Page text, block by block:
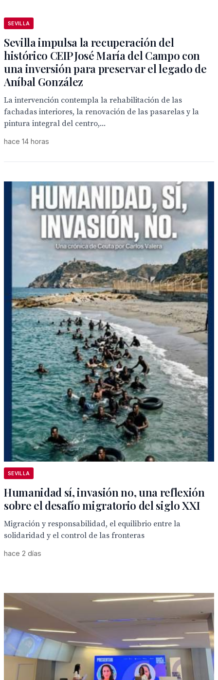
SEVILLA
Sevilla impulsa la recuperación del
histórico CEIP José María del Campo con
una inversión para preservar el legado de
Aníbal González
La intervención contempla la rehabilitación de las
fachadas interiores, la renovación de las pasarelas y la
pintura integral del centro,...
hace 14 horas
SEVILLA
Humanidad sí, invasión no, una reflexión
sobre el desafío migratorio del siglo XXI
Migración y responsabilidad, el equilibrio entre la
solidaridad y el control de las fronteras
hace 2 días